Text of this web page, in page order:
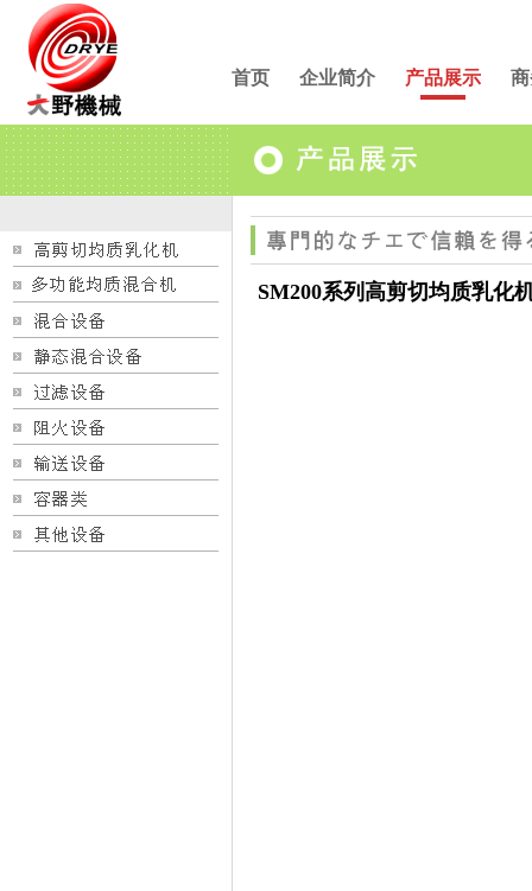
首页 企业简介 产品展示
SM200系列高剪切均质乳化